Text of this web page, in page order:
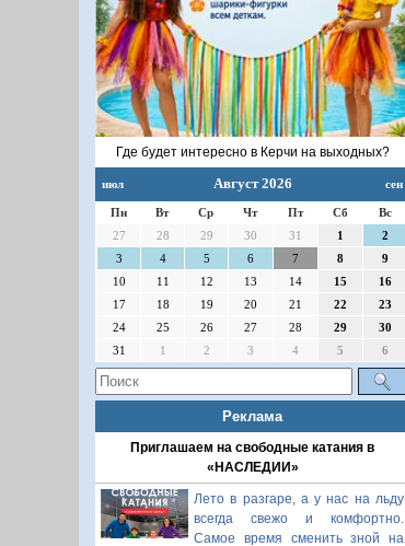
Где будет интересно в Керчи на выходных?
июл Август 2026 сен
Пн Вт Ср Чт Пт Сб
Вс
27
28 29 30 31 1
2
3
4 5 6 7 8
9
10
11 12 13 14 15
16
17
18 19 20 21 22
23
24
25 26 27 28 29
30
31
1 2 3 4 5 6
Реклама
Приглашаем на свободные катания в
«НАСЛЕДИИ»
Лето в разгаре, а у нас на льду
всегда свежо и комфортно.
Самое время сменить зной на